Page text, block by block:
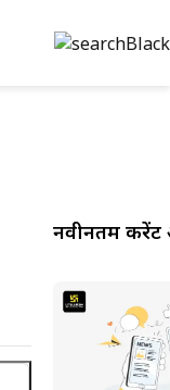
नवीनतम करेंट